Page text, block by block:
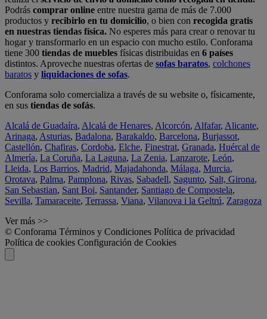
Podrás comprar online entre nuestra gama de más de 7.000
productos y recibirlo en tu domicilio, o bien con recogida gratis
en nuestras tiendas física. No esperes más para crear o renovar tu
hogar y transformarlo en un espacio con mucho estilo. Conforama
tiene 300 tiendas de muebles físicas distribuidas en 6 países
distintos. Aproveche nuestras ofertas de sofas baratos, colchones
baratos y liquidaciones de sofas.
Conforama solo comercializa a través de su website o, físicamente,
en sus tiendas de sofás.
Alcalá de Guadaíra, Alcalá de Henares, Alcorcón, Alfafar, Alicante,
Arinaga, Asturias, Badalona, Barakaldo, Barcelona, Burjassot,
Castellón, Chafiras, Cordoba, Elche, Finestrat, Granada, Huércal de
Almería, La Coruña, La Laguna, La Zenia, Lanzarote, León,
Lleida, Los Barrios, Madrid, Majadahonda, Málaga, Murcia,
Orotava, Palma, Pamplona, Rivas, Sabadell, Sagunto, Salt, Girona,
San Sebastian, Sant Boi, Santander, Santiago de Compostela,
Sevilla, Tamaraceite, Terrassa, Viana, Vilanova i la Geltrú, Zaragoza
Ver más >>
© Conforama Términos y Condiciones Política de privacidad
Política de cookies Configuración de Cookies